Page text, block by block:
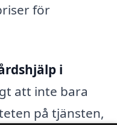
för
i
att inte bara
på tjänsten,